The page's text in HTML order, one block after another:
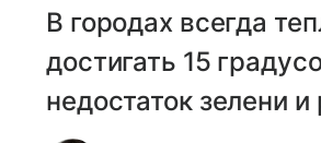
В городах всегда
достигать 15
недостаток зелени